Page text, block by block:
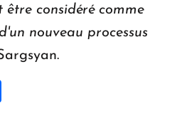
considéré comme
nouveau processus